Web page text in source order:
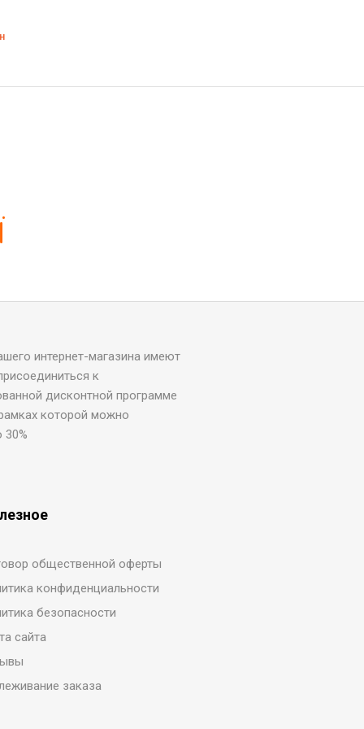
интернет-магазина имеют
к
дисконтной программе
которой можно
30%
общественной оферты
конфиденциальности
безопасности
сайта
заказа